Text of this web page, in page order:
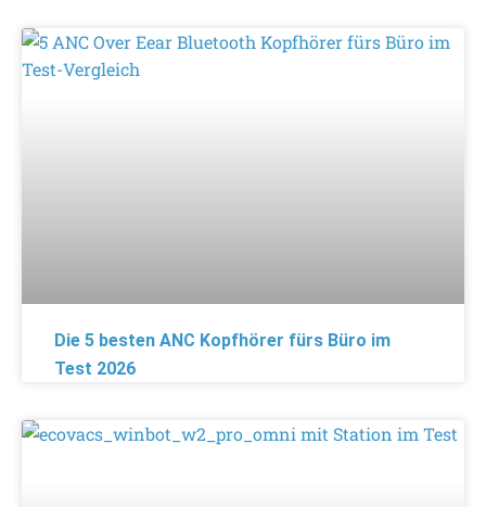
Die 5 besten ANC Kopfhörer fürs Büro im
Test 2026